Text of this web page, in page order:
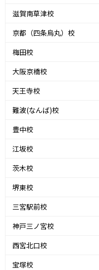
滋賀南草津校
京都（四条烏丸）校
梅田校
大阪京橋校
天王寺校
難波(なんば)校
豊中校
江坂校
茨木校
堺東校
三宮駅前校
神戸三ノ宮校
西宮北口校
宝塚校